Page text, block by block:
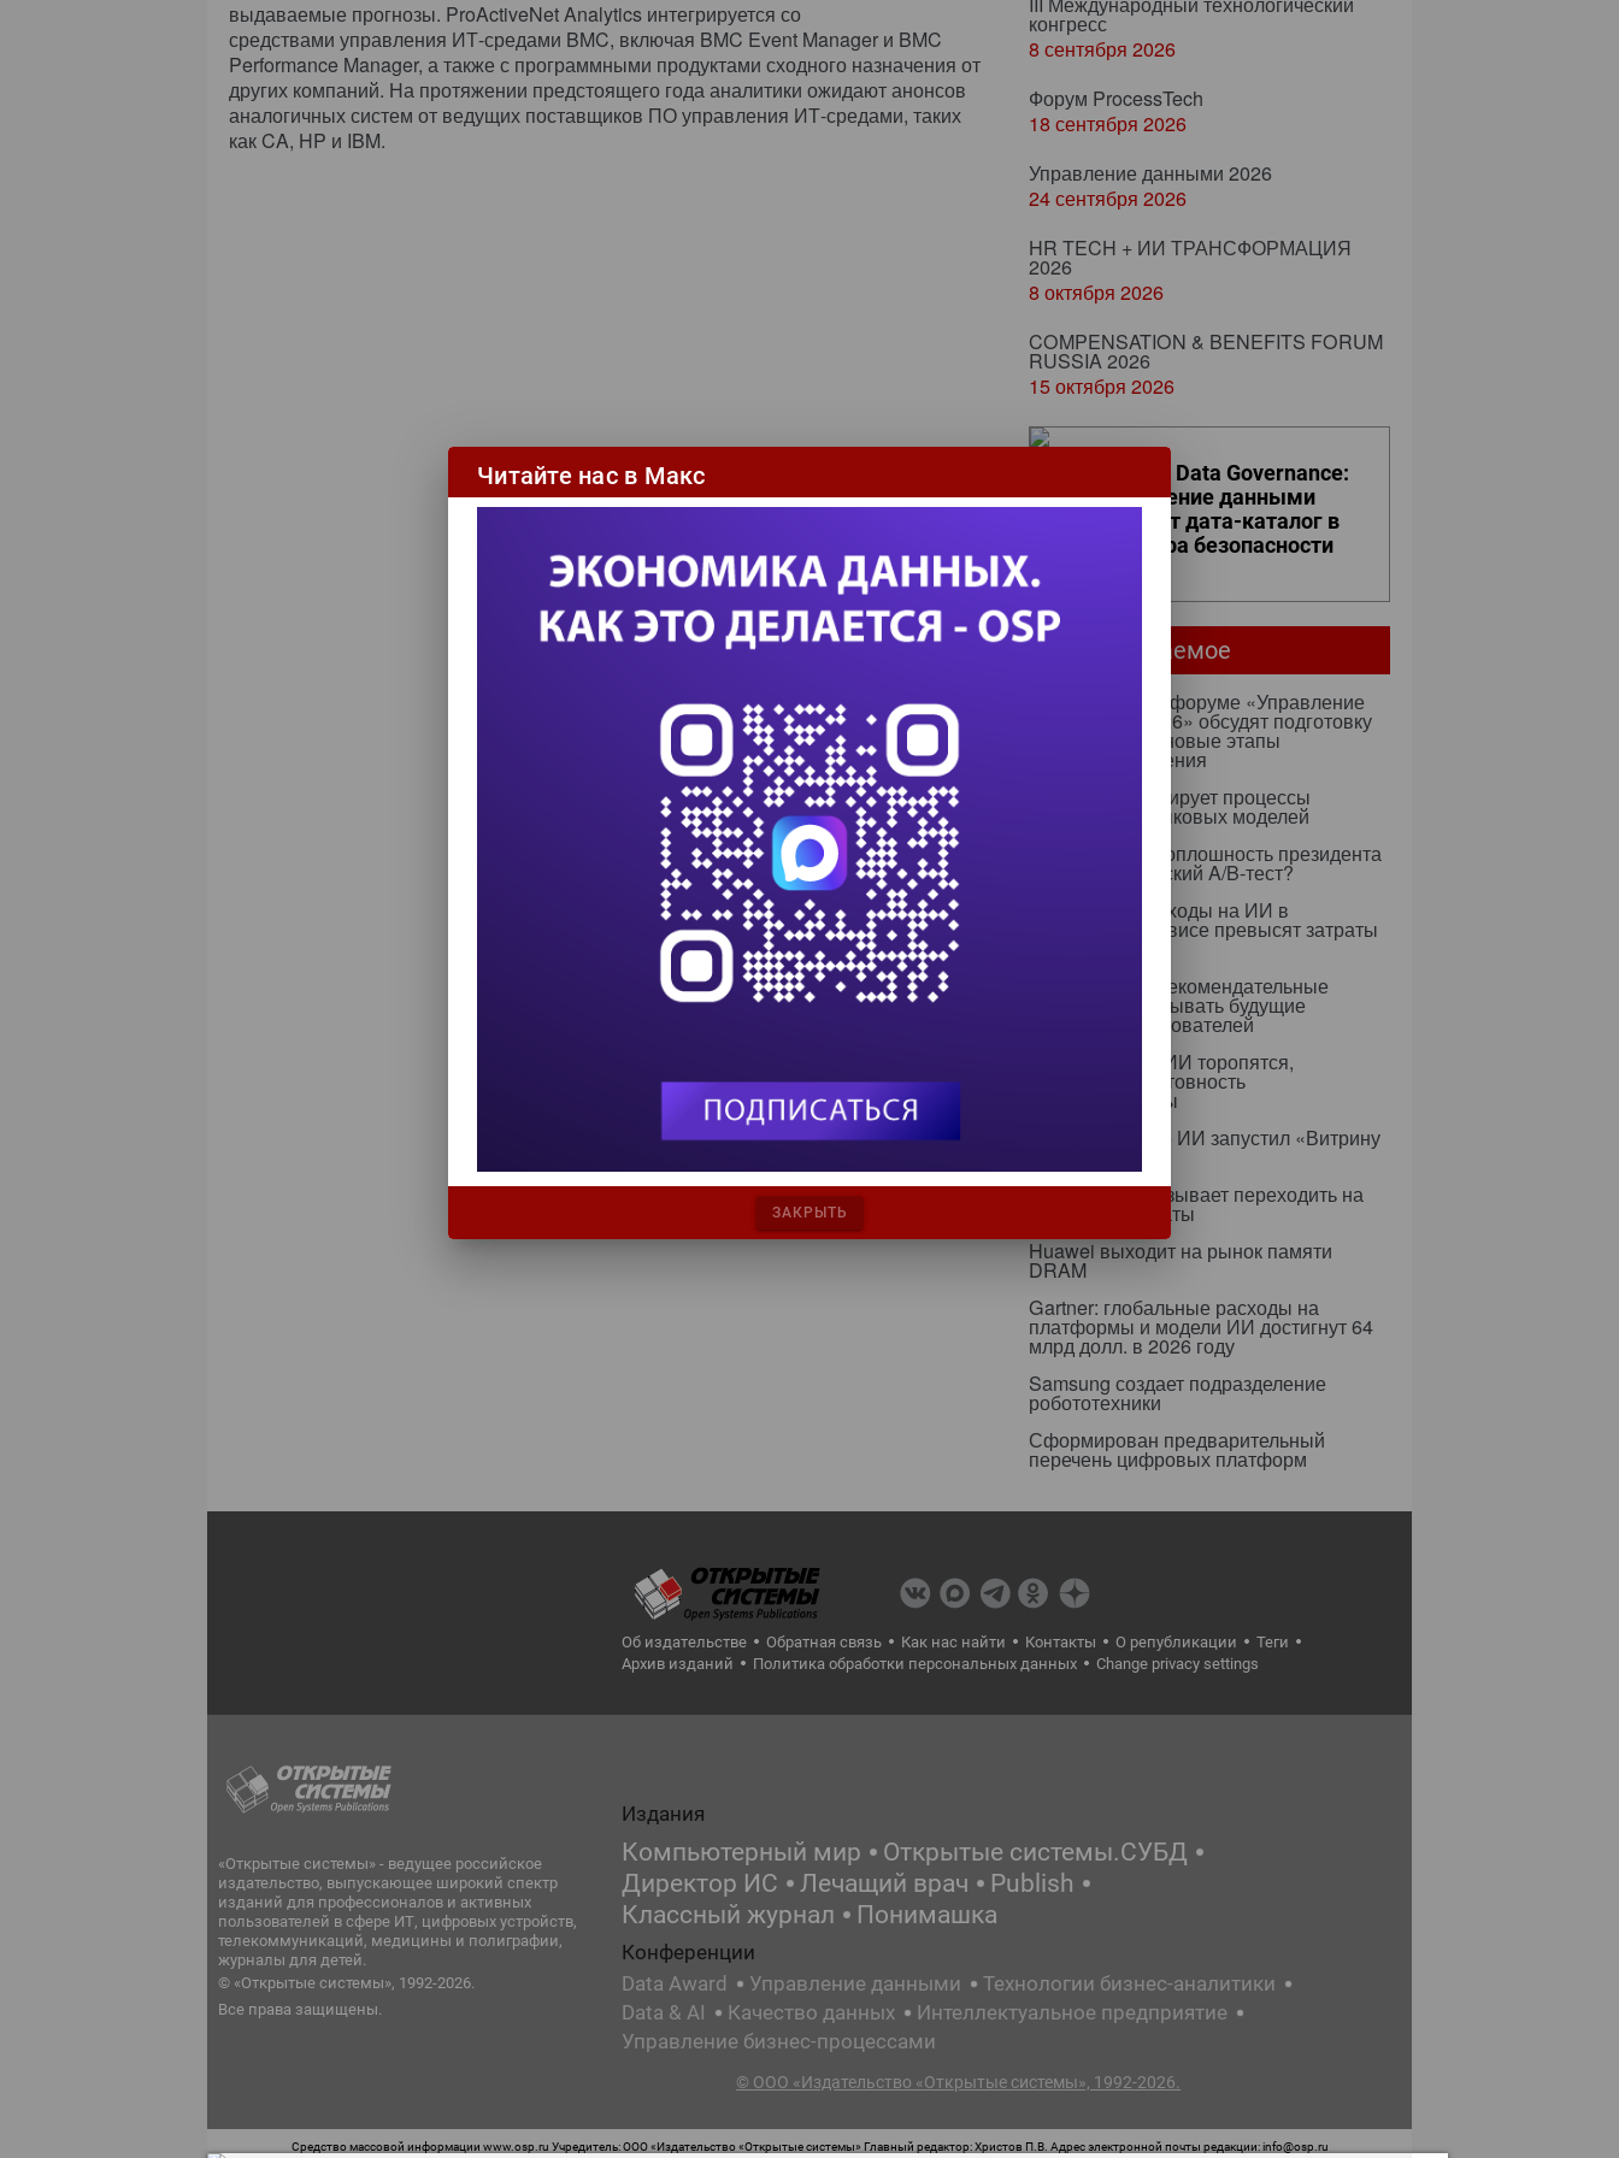
выдаваемые прогнозы. ProActiveNet Analytics интегрируется со
средствами управления ИТ-средами BMC, включая BMC Event Manager и BMC
Performance Manager, а также с программными продуктами сходного назначения от
других компаний. На протяжении предстоящего года аналитики ожидают анонсов
аналогичных систем от ведущих поставщиков ПО управления ИТ-средами, таких
как CA, HP и IBM.
конгресс
8 сентября 2026
Форум ProcessTech
18 сентября 2026
Управление данными 2026
24 сентября 2026
HR TECH + ИИ ТРАНСФОРМАЦИЯ
2026
8 октября 2026
COMPENSATION & BENEFITS FORUM
RUSSIA 2026
15 октября 2026
Zero Trust и Data Governance:
как управление данными
превращает дата-каталог в
ядро контура безопасности
Самое читаемое
24 сентября на форуме «Управление
данными — 2026» обсудят подготовку
данных к ИИ и новые этапы
импортозамещения
Т-Банк оптимизирует процессы
дообучения языковых моделей
Казус Rapidus: оплошность президента
или стратегический A/B-тест?
К 2030 году расходы на ИИ в
клиентском сервисе превысят затраты
В VK научили рекомендательные
алгоритмы учитывать будущие
интересы пользователей
С внедрением ИИ торопятся,
игнорируя неготовность
инфраструктуры
Альянс в сфере ИИ запустил «Витрину
Минцифры призывает переходить на
свои сертификаты
Huawei выходит на рынок памяти
DRAM
Gartner: глобальные расходы на
платформы и модели ИИ достигнут 64
млрд долл. в 2026 году
Samsung создает подразделение
робототехники
Сформирован предварительный
перечень цифровых платформ
Об издательстве Обратная связь Как нас найти Контакты О републикации
Теги
Архив изданий
Политика обработки персональных данных Change privacy settings
«Открытые системы» - ведущее российское
издательство, выпускающее широкий спектр
изданий для профессионалов и активных
пользователей в сфере ИТ, цифровых устройств,
телекоммуникаций, медицины и полиграфии,
журналы для детей.
© «Открытые системы», 1992-2026.
Все права защищены.
Издания
Компьютерный мир
Открытые системы.СУБД
Директор ИС
Лечащий врач
Publish
Классный журнал
Понимашка
Конференции
Data Award
Управление данными
Технологии бизнес-аналитики
Data & AI
Качество данных
Интеллектуальное предприятие
Управление бизнес-процессами
© ООО «Издательство «Открытые системы», 1992-2026.
Средство массовой информации www.osp.ru Учредитель: ООО «Издательство «Открытые системы» Главный редактор: Христов П.В. Адрес электронной почты редакции: info@osp.ru
Читайте нас в Макс
ЗАКРЫТЬ